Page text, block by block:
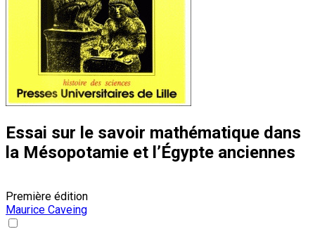
Essai sur le savoir mathématique dans
la Mésopotamie et l’Égypte anciennes
Première édition
Maurice Caveing